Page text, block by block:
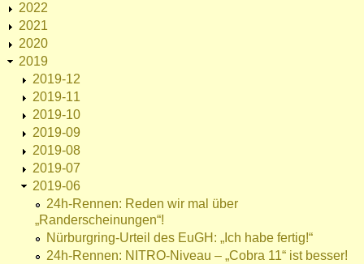
2022
2021
2020
2019
2019-12
2019-11
2019-10
2019-09
2019-08
2019-07
2019-06
24h-Rennen: Reden wir mal über
„Randerscheinungen“!
Nürburgring-Urteil des EuGH: „Ich habe fertig!“
24h-Rennen: NITRO-Niveau – „Cobra 11“ ist besser!